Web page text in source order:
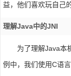
益，他们喜欢玩自己
理解Java中的JNI
为了理解Java本
例中，我们使用C语